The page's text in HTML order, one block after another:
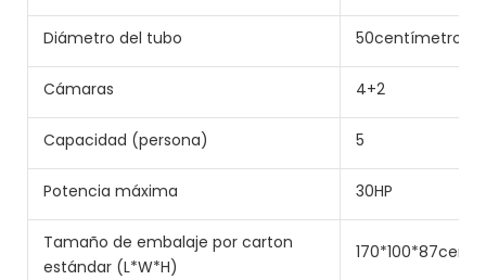
Diámetro del tubo 50centímetro
Cámaras 4+2
Capacidad (persona) 5
Potencia máxima 30HP
Tamaño de embalaje por carton
estándar (L*W*H)